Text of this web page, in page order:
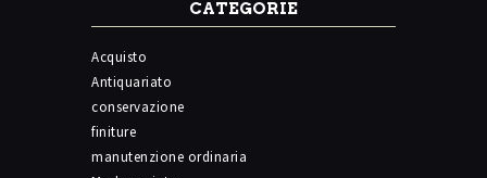
CATEGORIE
Acquisto
Antiquariato
conservazione
finiture
manutenzione ordinaria